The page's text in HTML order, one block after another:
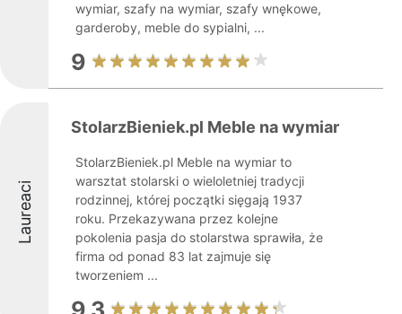
wymiar, szafy na wymiar, szafy wnękowe,
garderoby, meble do sypialni, ...
9
Laureaci
StolarzBieniek.pl Meble na wymiar
StolarzBieniek.pl Meble na wymiar to
warsztat stolarski o wieloletniej tradycji
rodzinnej, której początki sięgają 1937
roku. Przekazywana przez kolejne
pokolenia pasja do stolarstwa sprawiła, że
firma od ponad 83 lat zajmuje się
tworzeniem ...